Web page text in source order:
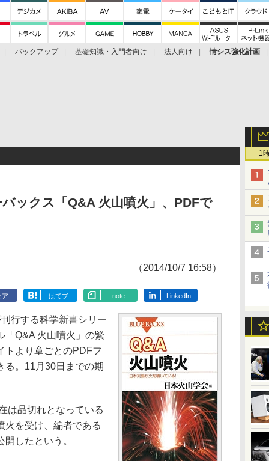
バックアップ 基礎知識・入門者向け 法人向け 情シス強化計画
1
ックス「Q&A 火山噴火」、PDFで
（2014/10/7 16:58）
ア はてブ note LinkedIn
行する科学新書シリー
「Q&A 火山噴火」の緊
トより章ごとのPDFフ
る。11月30日までの期
品切れとなっている
火を受け、編者である
したという。